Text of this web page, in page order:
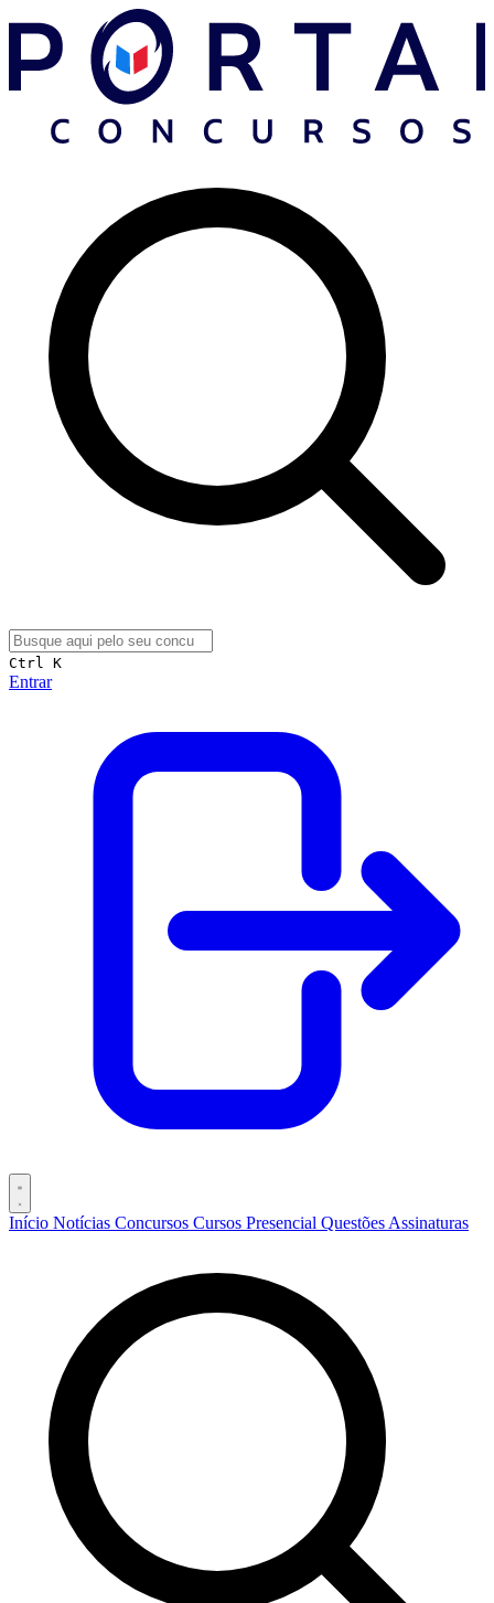
Ctrl K
Entrar
Início Notícias Concursos Cursos Presencial Questões Assinaturas